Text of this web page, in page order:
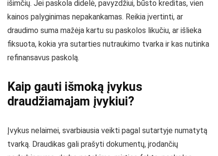
išimčių. Jei paskola didelė, pavyzdžiui, būsto kreditas, vien
kainos palyginimas nepakankamas. Reikia įvertinti, ar
draudimo suma mažėja kartu su paskolos likučiu, ar išlieka
fiksuota, kokia yra sutarties nutraukimo tvarka ir kas nutinka
refinansavus paskolą.
Kaip gauti išmoką įvykus
draudžiamajam įvykiui?
Įvykus nelaimei, svarbiausia veikti pagal sutartyje numatytą
tvarką. Draudikas gali prašyti dokumentų, įrodančių